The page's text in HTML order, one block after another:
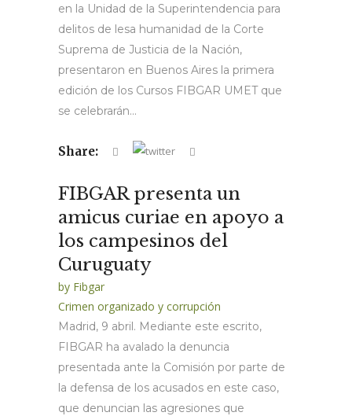
en la Unidad de la Superintendencia para
delitos de lesa humanidad de la Corte
Suprema de Justicia de la Nación,
presentaron en Buenos Aires la primera
edición de los Cursos FIBGAR UMET que
se celebrarán...
Share:
FIBGAR presenta un
amicus curiae en apoyo a
los campesinos del
Curuguaty
by Fibgar
Crimen organizado y corrupción
Madrid, 9 abril. Mediante este escrito,
FIBGAR ha avalado la denuncia
presentada ante la Comisión por parte de
la defensa de los acusados en este caso,
que denuncian las agresiones que